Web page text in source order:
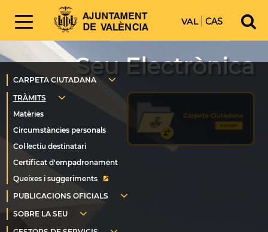
VAL CAS
Seu Electrònica
Queixes i suggeriments